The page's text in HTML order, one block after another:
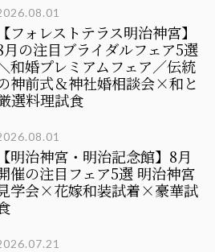
【フォレストテラス明治神宮】
月の注目ブライダルフェア5選
和婚プレミアムフェア／伝統
神前式＆神社婚相談会×和と
選料理試食
【明治神宮・明治記念館】8月
催の注目フェア5選 明治神宮
学会×花嫁和装試着×豪華試